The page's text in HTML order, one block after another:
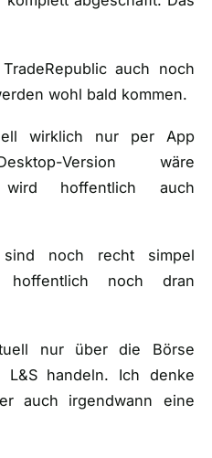
auch noch
wohl bald kommen.
wirklich nur per App
Version wäre
hoffentlich auch
sind noch recht simpel
noch dran
nur über die Börse
L&S handeln. Ich denke
auch irgendwann eine